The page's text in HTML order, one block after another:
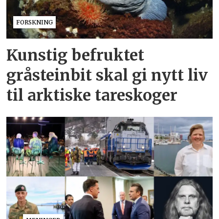
FORSKNING
Kunstig befruktet
gråsteinbit skal gi nytt liv
til arktiske tareskoger